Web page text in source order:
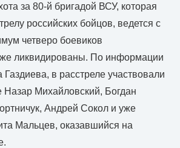
за 80-й бригадой ВСУ, которая
российских бойцов, ведется с
четверо боевиков
ликвидированы. По информации
в расстреле участвовали
Михайловский, Богдан
Андрей Сокол и уже
Мальцев, оказавшийся на